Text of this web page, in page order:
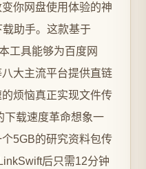
你网盘使用体验的神
助手。这款基于
工具能够为百度网
大主流平台提供直链
烦恼真正实现文件传
下载速度革命想象一
5GB的研究资料包传
后只需12分钟